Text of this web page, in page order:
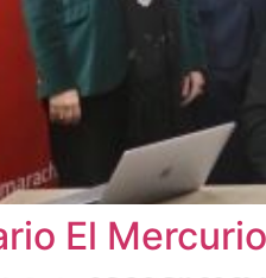
El Mercurio